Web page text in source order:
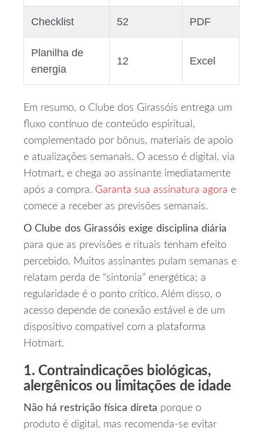
Checklist 52 PDF
Planilha de
energia
12 Excel
Em resumo, o Clube dos Girassóis entrega um
fluxo contínuo de conteúdo espiritual,
complementado por bônus, materiais de apoio
e atualizações semanais. O acesso é digital, via
Hotmart, e chega ao assinante imediatamente
após a compra. Garanta sua assinatura agora e
comece a receber as previsões semanais.
O Clube dos Girassóis exige disciplina diária
para que as previsões e rituais tenham efeito
percebido. Muitos assinantes pulam semanas e
relatam perda de “sintonia” energética; a
regularidade é o ponto crítico. Além disso, o
acesso depende de conexão estável e de um
dispositivo compatível com a plataforma
Hotmart.
1. Contraindicações biológicas,
alergênicos ou limitações de idade
Não há restrição física direta porque o
produto é digital, mas recomenda‑se evitar